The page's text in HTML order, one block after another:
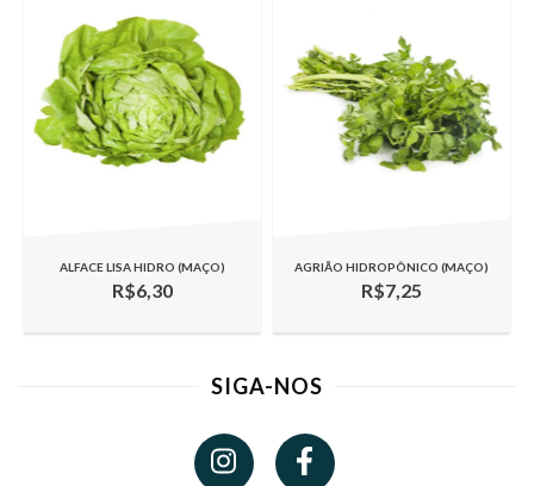
ALFACE LISA HIDRO (MAÇO)
R$6,30
AGRIÃO HIDROPÔNICO (MAÇO)
R$7,25
SIGA-NOS